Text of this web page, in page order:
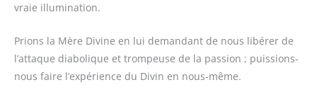
vraie illumination.
Prions la Mère Divine en lui demandant de nous libérer de
l’attaque diabolique et trompeuse de la passion ; puissions-
nous faire l’expérience du Divin en nous-même.